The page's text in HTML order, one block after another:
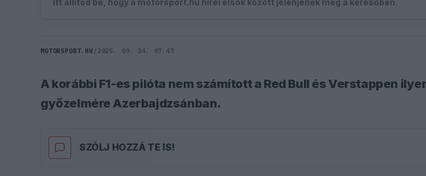
MOTORSPORT.HU / 2025. 09. 24. 07:47
A korábbi F1-es pilóta nem számított a Red Bull és Verstappen
győzelmére Azerbajdzsánban.
SZÓLJ HOZZÁ TE IS!